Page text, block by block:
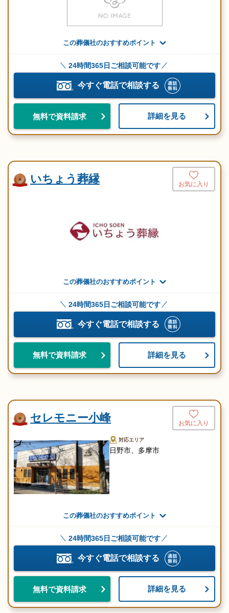
この葬儀社のおすすめポイント
24時間365日ご相談可能です
今すぐ電話で相談する
無料で資料請求 詳細を見る
いちょう葬縁 お気に入り
この葬儀社のおすすめポイント
24時間365日ご相談可能です
今すぐ電話で相談する
無料で資料請求 詳細を見る
セレモニー小峰 お気に入り
対応エリア
日野市、多摩市
この葬儀社のおすすめポイント
24時間365日ご相談可能です
今すぐ電話で相談する
無料で資料請求 詳細を見る